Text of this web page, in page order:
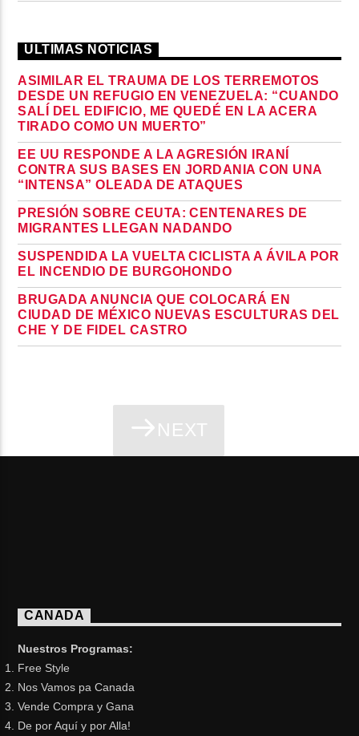
ULTIMAS NOTICIAS
ASIMILAR EL TRAUMA DE LOS TERREMOTOS
DESDE UN REFUGIO EN VENEZUELA: “CUANDO
SALÍ DEL EDIFICIO, ME QUEDÉ EN LA ACERA
TIRADO COMO UN MUERTO”
EE UU RESPONDE A LA AGRESIÓN IRANÍ
CONTRA SUS BASES EN JORDANIA CON UNA
“INTENSA” OLEADA DE ATAQUES
PRESIÓN SOBRE CEUTA: CENTENARES DE
MIGRANTES LLEGAN NADANDO
SUSPENDIDA LA VUELTA CICLISTA A ÁVILA POR
EL INCENDIO DE BURGOHONDO
BRUGADA ANUNCIA QUE COLOCARÁ EN
CIUDAD DE MÉXICO NUEVAS ESCULTURAS DEL
CHE Y DE FIDEL CASTRO
NEXT
CANADA
Nuestros Programas:
Free Style
Nos Vamos pa Canada
Vende Compra y Gana
De por Aquí y por Alla!